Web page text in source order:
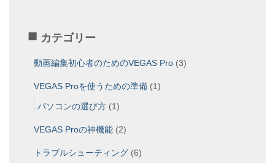
カテゴリー
動画編集初心者のためのVEGAS Pro (3)
VEGAS Proを使うための準備 (1)
パソコンの選び方 (1)
VEGAS Proの神機能 (2)
トラブルシューティング (6)